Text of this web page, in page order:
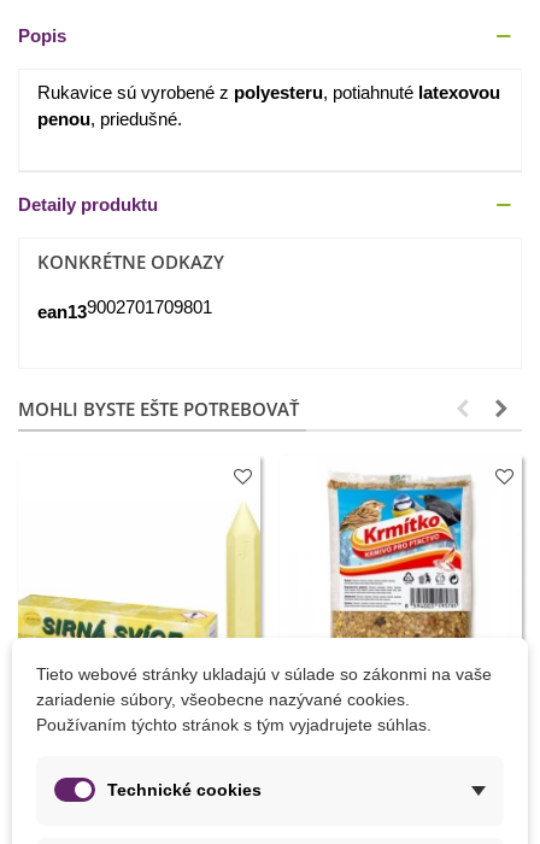
Popis
Rukavice sú vyrobené z polyesteru, potiahnuté latexovou
penou, priedušné.
Detaily produktu
KONKRÉTNE ODKAZY
ean139002701709801
MOHLI BYSTE EŠTE POTREBOVAŤ
Sírna sviečka 25 cm - 1 ks
Tieto webové stránky ukladajú v súlade so zákonmi na vaše
zariadenie súbory, všeobecne nazývané cookies.
Používaním týchto stránok s tým vyjadrujete súhlas.
Technické cookies